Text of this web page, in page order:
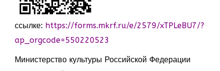
ссылке: https://forms.mkrf.ru/e/2579/xTPLeBU7/?
ap_orgcode=550220523
Министерство культуры Российской Федерации